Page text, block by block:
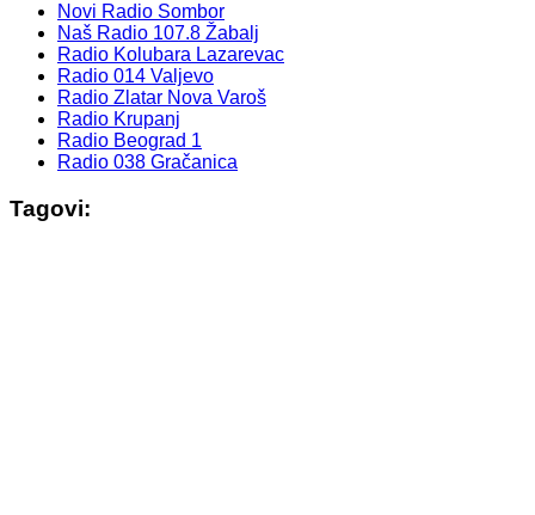
Novi Radio Sombor
Naš Radio 107.8 Žabalj
Radio Kolubara Lazarevac
Radio 014 Valjevo
Radio Zlatar Nova Varoš
Radio Krupanj
Radio Beograd 1
Radio 038 Gračanica
Tagovi: